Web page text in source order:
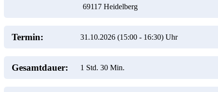
69117 Heidelberg
Termin: 31.10.2026 (15:00- 16:30)Uhr
Gesamtdauer: 1 Std. 30 Min.